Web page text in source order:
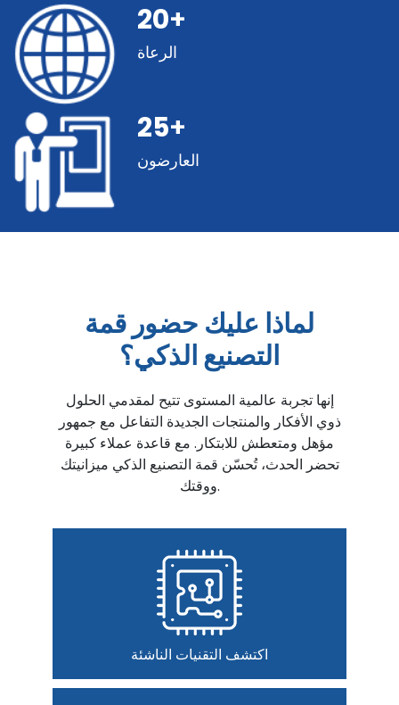
20+
الرعاة
25+
العارضون
لماذا عليك حضور قمة
التصنيع الذكي؟
إنها تجربة عالمية المستوى تتيح لمقدمي الحلول
ذوي الأفكار والمنتجات الجديدة التفاعل مع جمهور
مؤهل ومتعطش للابتكار. مع قاعدة عملاء كبيرة
تحضر الحدث، تُحسّن قمة التصنيع الذكي ميزانيتك
ووقتك.
اكتشف التقنيات الناشئة